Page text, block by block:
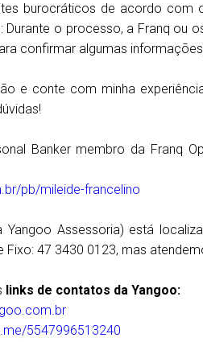
burocráticos de acordo com
Durante o processo, a Franq
confirmar algumas
e conte com minha
Banker membro da Franq
pb/mileide-francelino
Assessoria) está
Fixo: 47 3430 0123, mas
links de contatos da Yangoo:
5547996513240